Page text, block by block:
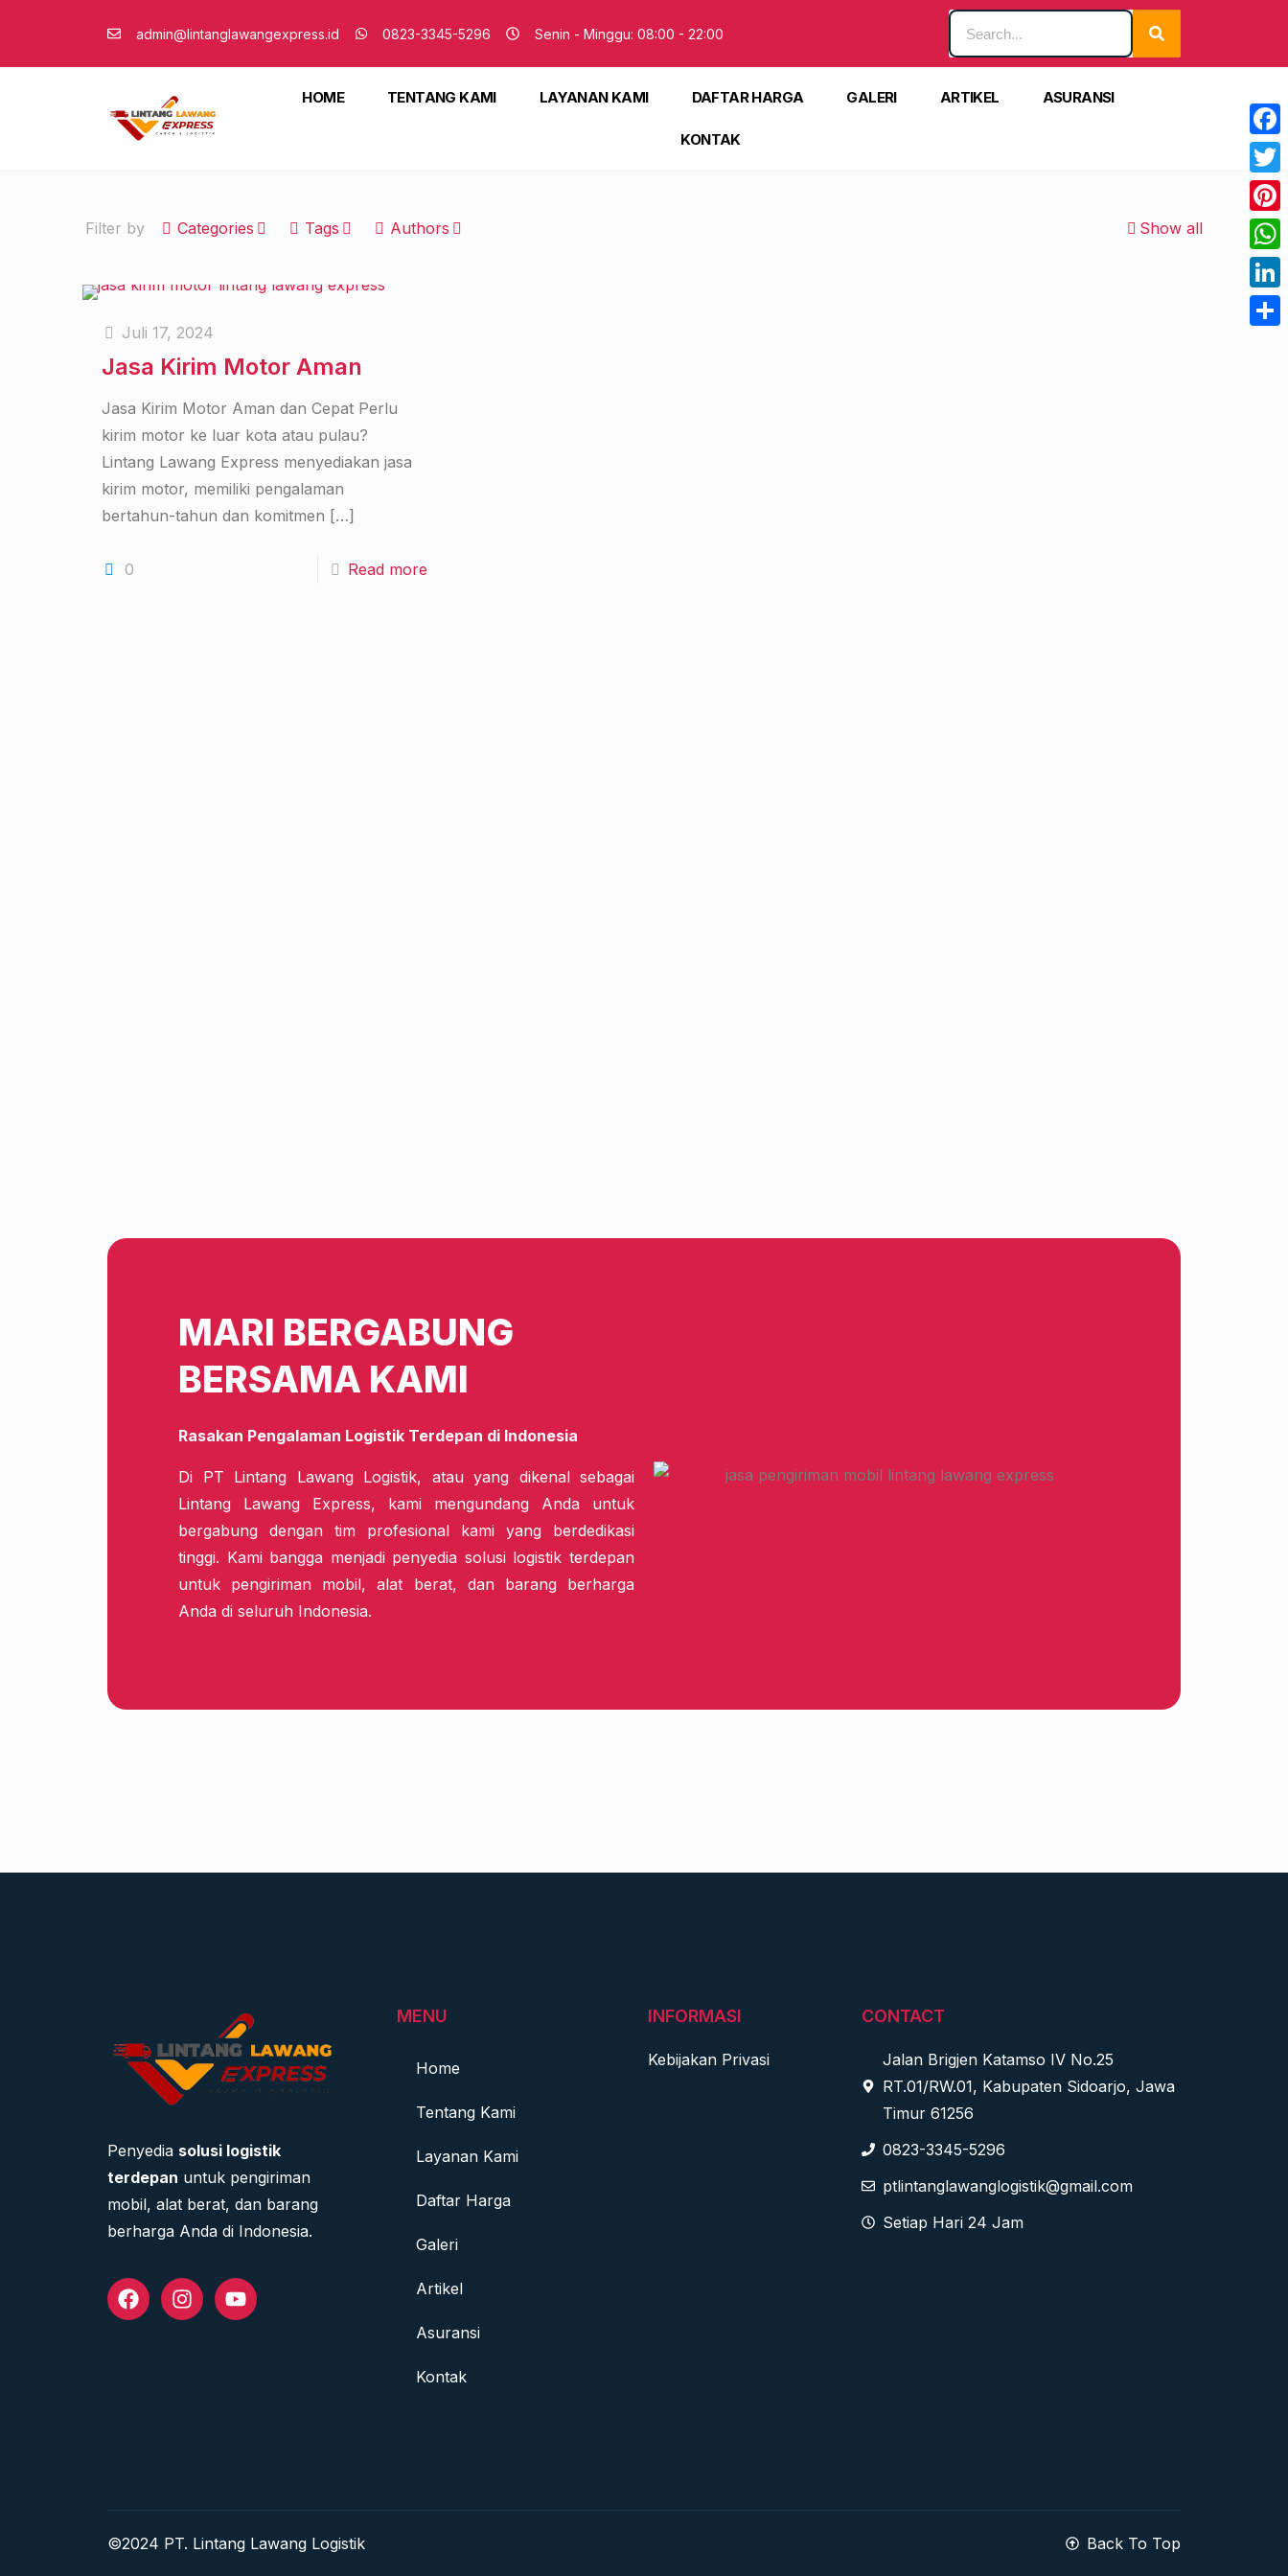
admin@lintanglawangexpress.id 0823-3345-5296 Senin - Minggu: 08:00 - 22:00
HOME TENTANG KAMI LAYANAN KAMI DAFTAR HARGA GALERI ARTIKEL ASURANSI
KONTAK
Filter by Categories Tags Authors Show all
Juli 17, 2024
Jasa Kirim Motor Aman
Jasa Kirim Motor Aman dan Cepat Perlu
kirim motor ke luar kota atau pulau?
Lintang Lawang Express menyediakan jasa
kirim motor, memiliki pengalaman
bertahun-tahun dan komitmen […]
0 Read more
MARI BERGABUNG
BERSAMA KAMI
Rasakan Pengalaman Logistik Terdepan di Indonesia
Di PT Lintang Lawang Logistik, atau yang dikenal sebagai
Lintang Lawang Express, kami mengundang Anda untuk
bergabung dengan tim profesional kami yang berdedikasi
tinggi. Kami bangga menjadi penyedia solusi logistik terdepan
untuk pengiriman mobil, alat berat, dan barang berharga
Anda di seluruh Indonesia.
Penyedia solusi logistik
terdepan untuk pengiriman
mobil, alat berat, dan barang
berharga Anda di Indonesia.
MENU
Home
Tentang Kami
Layanan Kami
Daftar Harga
Galeri
Artikel
Asuransi
Kontak
INFORMASI
Kebijakan Privasi
CONTACT
Jalan Brigjen Katamso IV No.25
RT.01/RW.01, Kabupaten Sidoarjo, Jawa
Timur 61256
0823-3345-5296
ptlintanglawanglogistik@gmail.com
Setiap Hari 24 Jam
©2024 PT. Lintang Lawang Logistik Back To Top